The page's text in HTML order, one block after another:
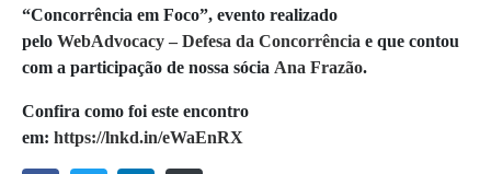
“Concorrência em Foco”, evento realizado
pelo WebAdvocacy – Defesa da Concorrência e que contou
com a participação de nossa sócia Ana Frazão.
Confira como foi este encontro
em: https://lnkd.in/eWaEnRX